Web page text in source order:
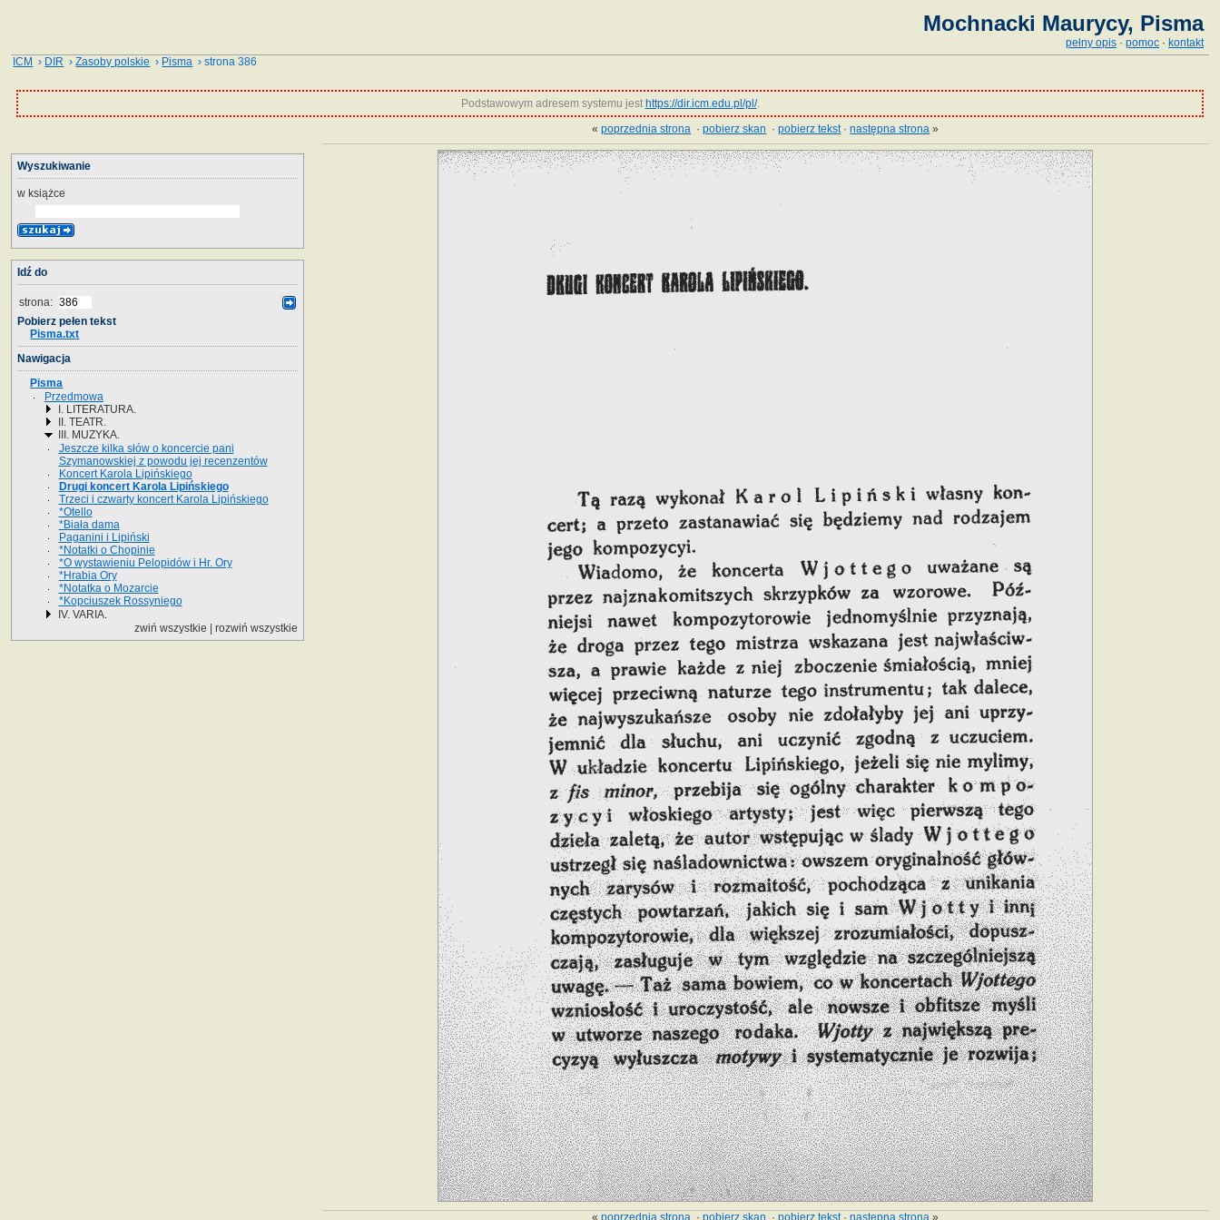
Mochnacki Maurycy, Pisma
pełny opis · pomoc · kontakt
ICM › DIR ›Zasoby polskie › Pisma › strona 386
Podstawowym adresem systemu jest https://dir.icm.edu.pl/pl/.
«poprzednia strona ·pobierz skan ·pobierz tekst·następna strona »
«poprzednia strona ·pobierz skan ·pobierz tekst·następna strona »
Wyszukiwanie
w książce
Idź do
strona:
Pobierz pełen tekst
Pisma.txt
Nawigacja
Pisma
Przedmowa
I. LITERATURA.
II. TEATR.
III. MUZYKA.
Jeszcze kilka słów o koncercie pani
Szymanowskiej z powodu jej recenzentów
Koncert Karola Lipińskiego
Drugi koncert Karola Lipińskiego
Trzeci i czwarty koncert Karola Lipińskiego
*Otello
*Biała dama
Paganini i Lipiński
*Notatki o Chopinie
*O wystawieniu Pelopidów i Hr. Ory
*Hrabia Ory
*Notatka o Mozarcie
*Kopciuszek Rossyniego
IV. VARIA.
zwiń wszystkie |rozwiń wszystkie